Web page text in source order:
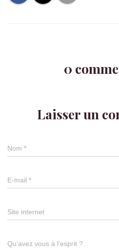
0
Laisser un
Nom *
E-mail *
Site internet
Qu’avez vous à l’esprit ?